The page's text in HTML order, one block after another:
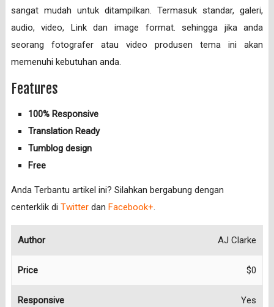
sangat mudah untuk ditampilkan. Termasuk standar, galeri,
audio, video, Link dan image format. sehingga jika anda
seorang fotografer atau video produsen tema ini akan
memenuhi kebutuhan anda.
Features
100% Responsive
Translation Ready
Tumblog design
Free
Anda Terbantu artikel ini? Silahkan bergabung dengan
centerklik di Twitterdan Facebook+.
Author AJ Clarke
Price $0
Responsive Yes